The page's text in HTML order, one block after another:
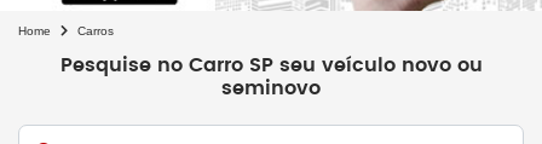
Home Carros
Pesquise no Carro SP seu veículo novo ou
seminovo